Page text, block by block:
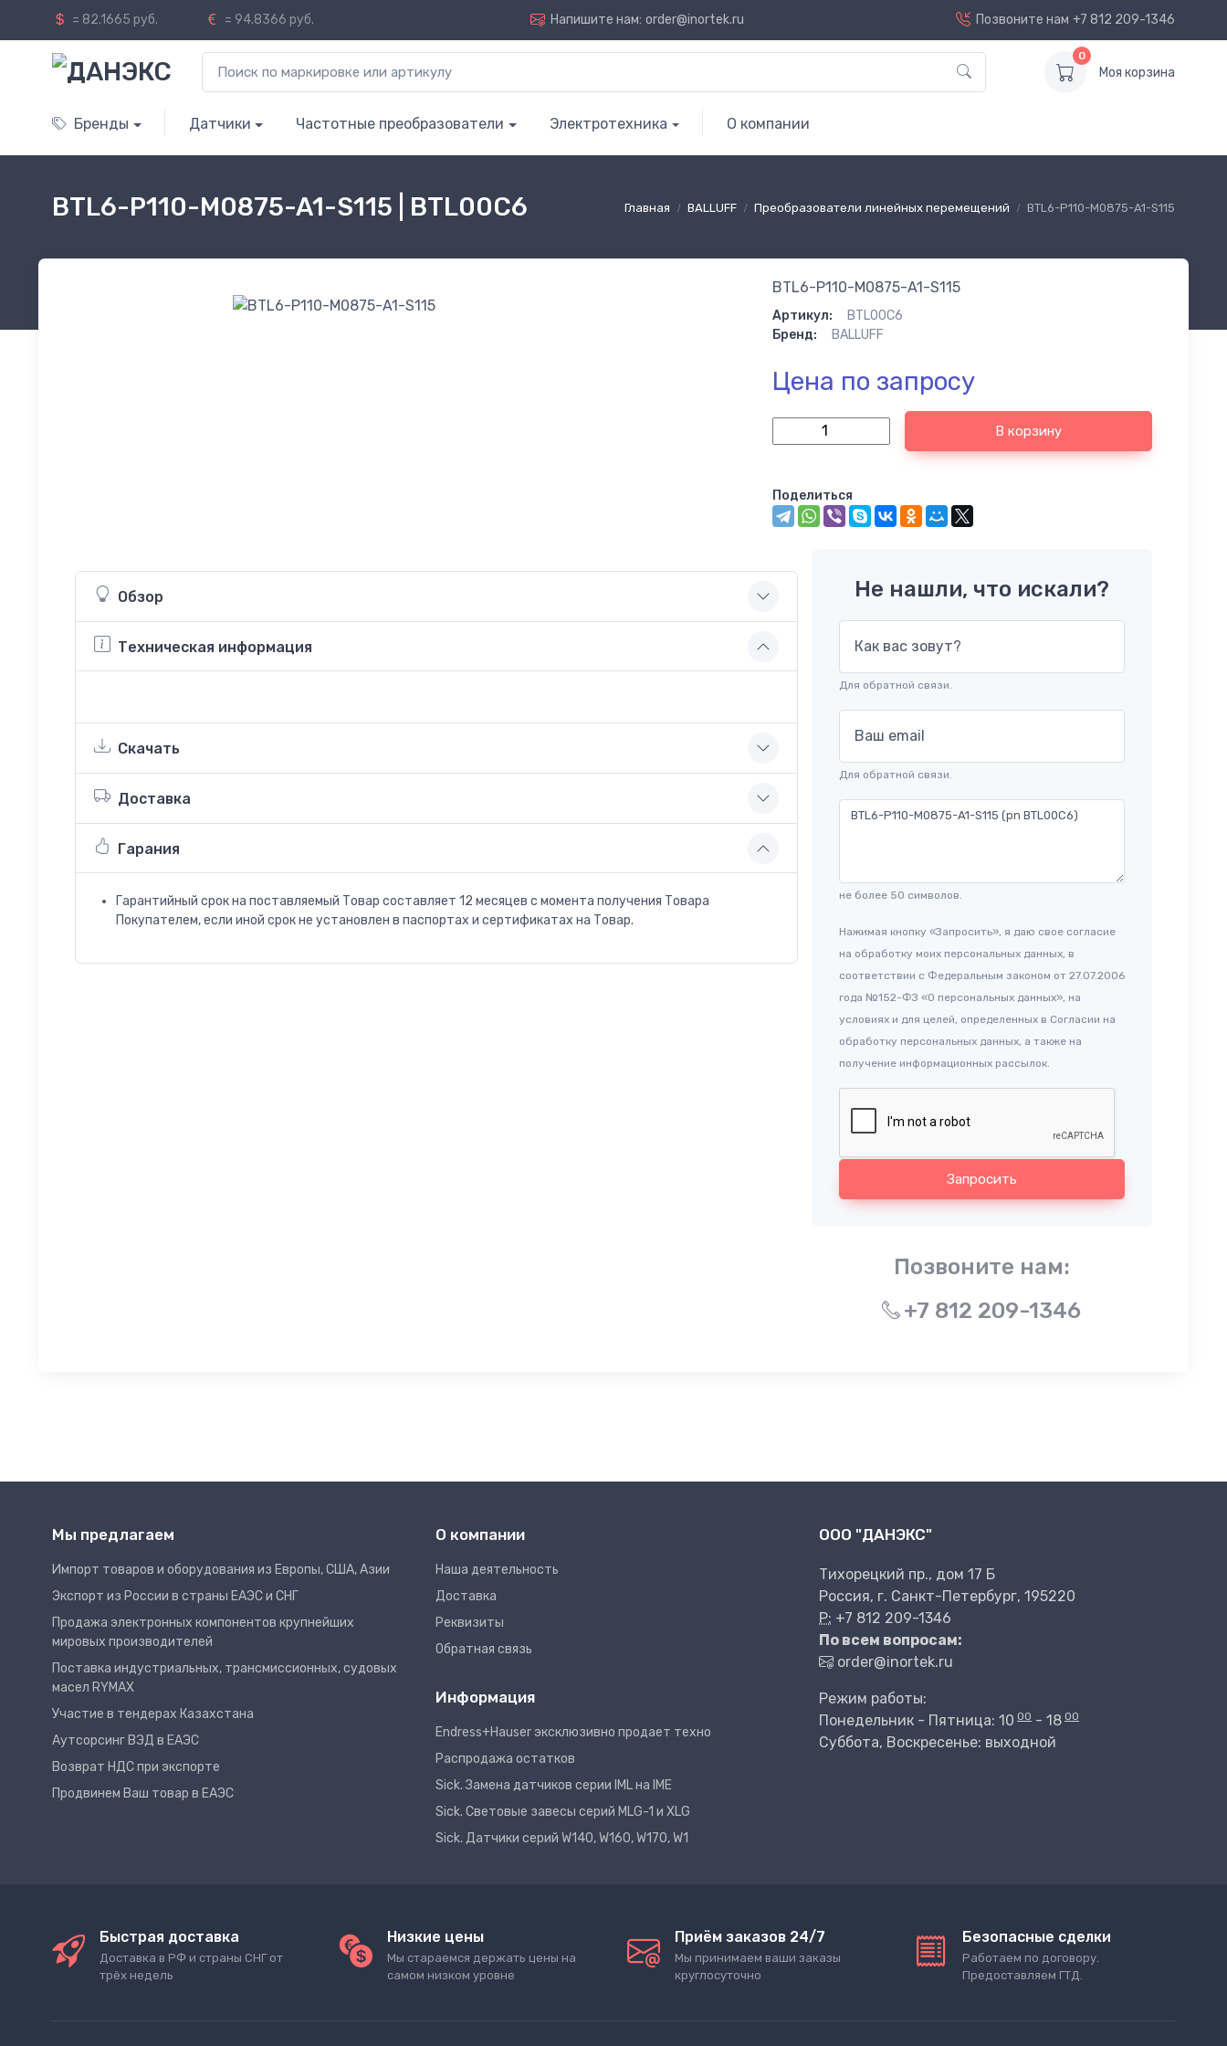
= 82.1665 руб. = 94.8366 руб. Напишите нам: order@inortek.ru Позвоните нам +7 812 209-1346
0
Моя корзина
Бренды Датчики Частотные преобразователи Электротехника О компании
Главная BALLUFF Преобразователи линейных перемещений BTL6-P110-M0875-A1-S115
BTL6-P110-M0875-A1-S115 | BTL00C6
BTL6-P110-M0875-A1-S115
Артикул:
BTL00C6
Бренд:
BALLUFF
Цена по запросу
В корзину
Поделиться
Обзор
Техническая информация
Скачать
Доставка
Гарания
Гарантийный срок на поставляемый Товар составляет 12 месяцев с момента получения Товара
Покупателем, если иной срок не установлен в паспортах и сертификатах на Товар.
Не нашли, что искали?
Как вас зовут?
Для обратной связи.
Ваш email
Для обратной связи.
не более 50 символов.
Нажимая кнопку «Запросить», я даю свое согласие
на обработку моих персональных данных, в
соответствии с Федеральным законом от 27.07.2006
года №152-ФЗ «О персональных данных», на
условиях и для целей, определенных в Согласии на
обработку персональных данных, а также на
получение информационных рассылок.
Запросить
Позвоните нам:
+7 812 209-1346
Мы предлагаем
Импорт товаров и оборудования из Европы, США, Азии
Экспорт из России в страны ЕАЭС и СНГ
Продажа электронных компонентов крупнейших
мировых производителей
Поставка индустриальных, трансмиссионных, судовых
масел RYMAX
Участие в тендерах Казахстана
Аутсорсинг ВЭД в ЕАЭС
Возврат НДС при экспорте
Продвинем Ваш товар в ЕАЭС
О компании
Наша деятельность
Доставка
Реквизиты
Обратная связь
Информация
Endress+Hauser эксклюзивно продает техно
Распродажа остатков
Sick. Замена датчиков серии IML на IME
Sick. Световые завесы серий MLG-1 и XLG
Sick. Датчики серий W140, W160, W170, W1
ООО "ДАНЭКС"
Тихорецкий пр., дом 17 Б
Россия, г. Санкт-Петербург, 195220
P: +7 812 209-1346
По всем вопросам:
order@inortek.ru
Режим работы:
Понедельник - Пятница: 10 00 - 18 00
Суббота, Воскресенье: выходной
Быстрая доставка
Доставка в РФ и страны СНГ от
трёх недель
Низкие цены
Мы стараемся держать цены на
самом низком уровне
Приём заказов 24/7
Мы принимаем ваши заказы
круглосуточно
Безопасные сделки
Работаем по договору.
Предоставляем ГТД.